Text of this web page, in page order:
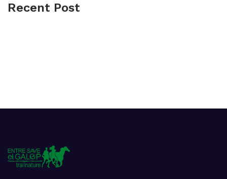
Recent Post